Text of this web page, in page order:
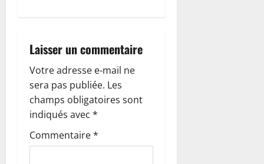
n
d
’
a
Laisser un commentaire
Votre adresse e-mail ne
sera pas publiée. Les
champs obligatoires sont
indiqués avec *
Commentaire*